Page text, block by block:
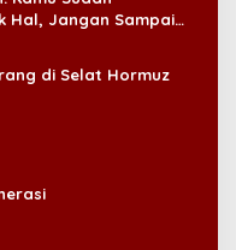
Hal, Jangan Sampai
di Selat Hormuz